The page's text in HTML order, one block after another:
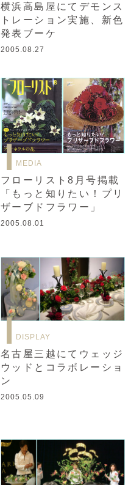
横浜高島屋にてデモンス
トレーション実施、新色
発表ブーケ
2005.08.27
MEDIA
フローリスト8月号掲載
「もっと知りたい！プリ
ザーブドフラワー」
2005.08.01
DISPLAY
名古屋三越にてウェッジ
ウッドとコラボレーショ
ン
2005.05.09